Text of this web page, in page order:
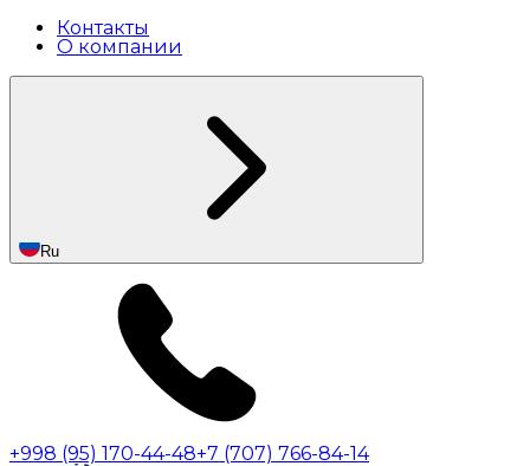
Контакты
О компании
Ru
+998 (95) 170-44-48+7 (707) 766-84-14